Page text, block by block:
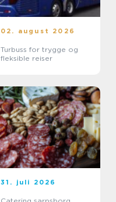
02. august 2026
Turbuss for trygge og
fleksible reiser
31. juli 2026